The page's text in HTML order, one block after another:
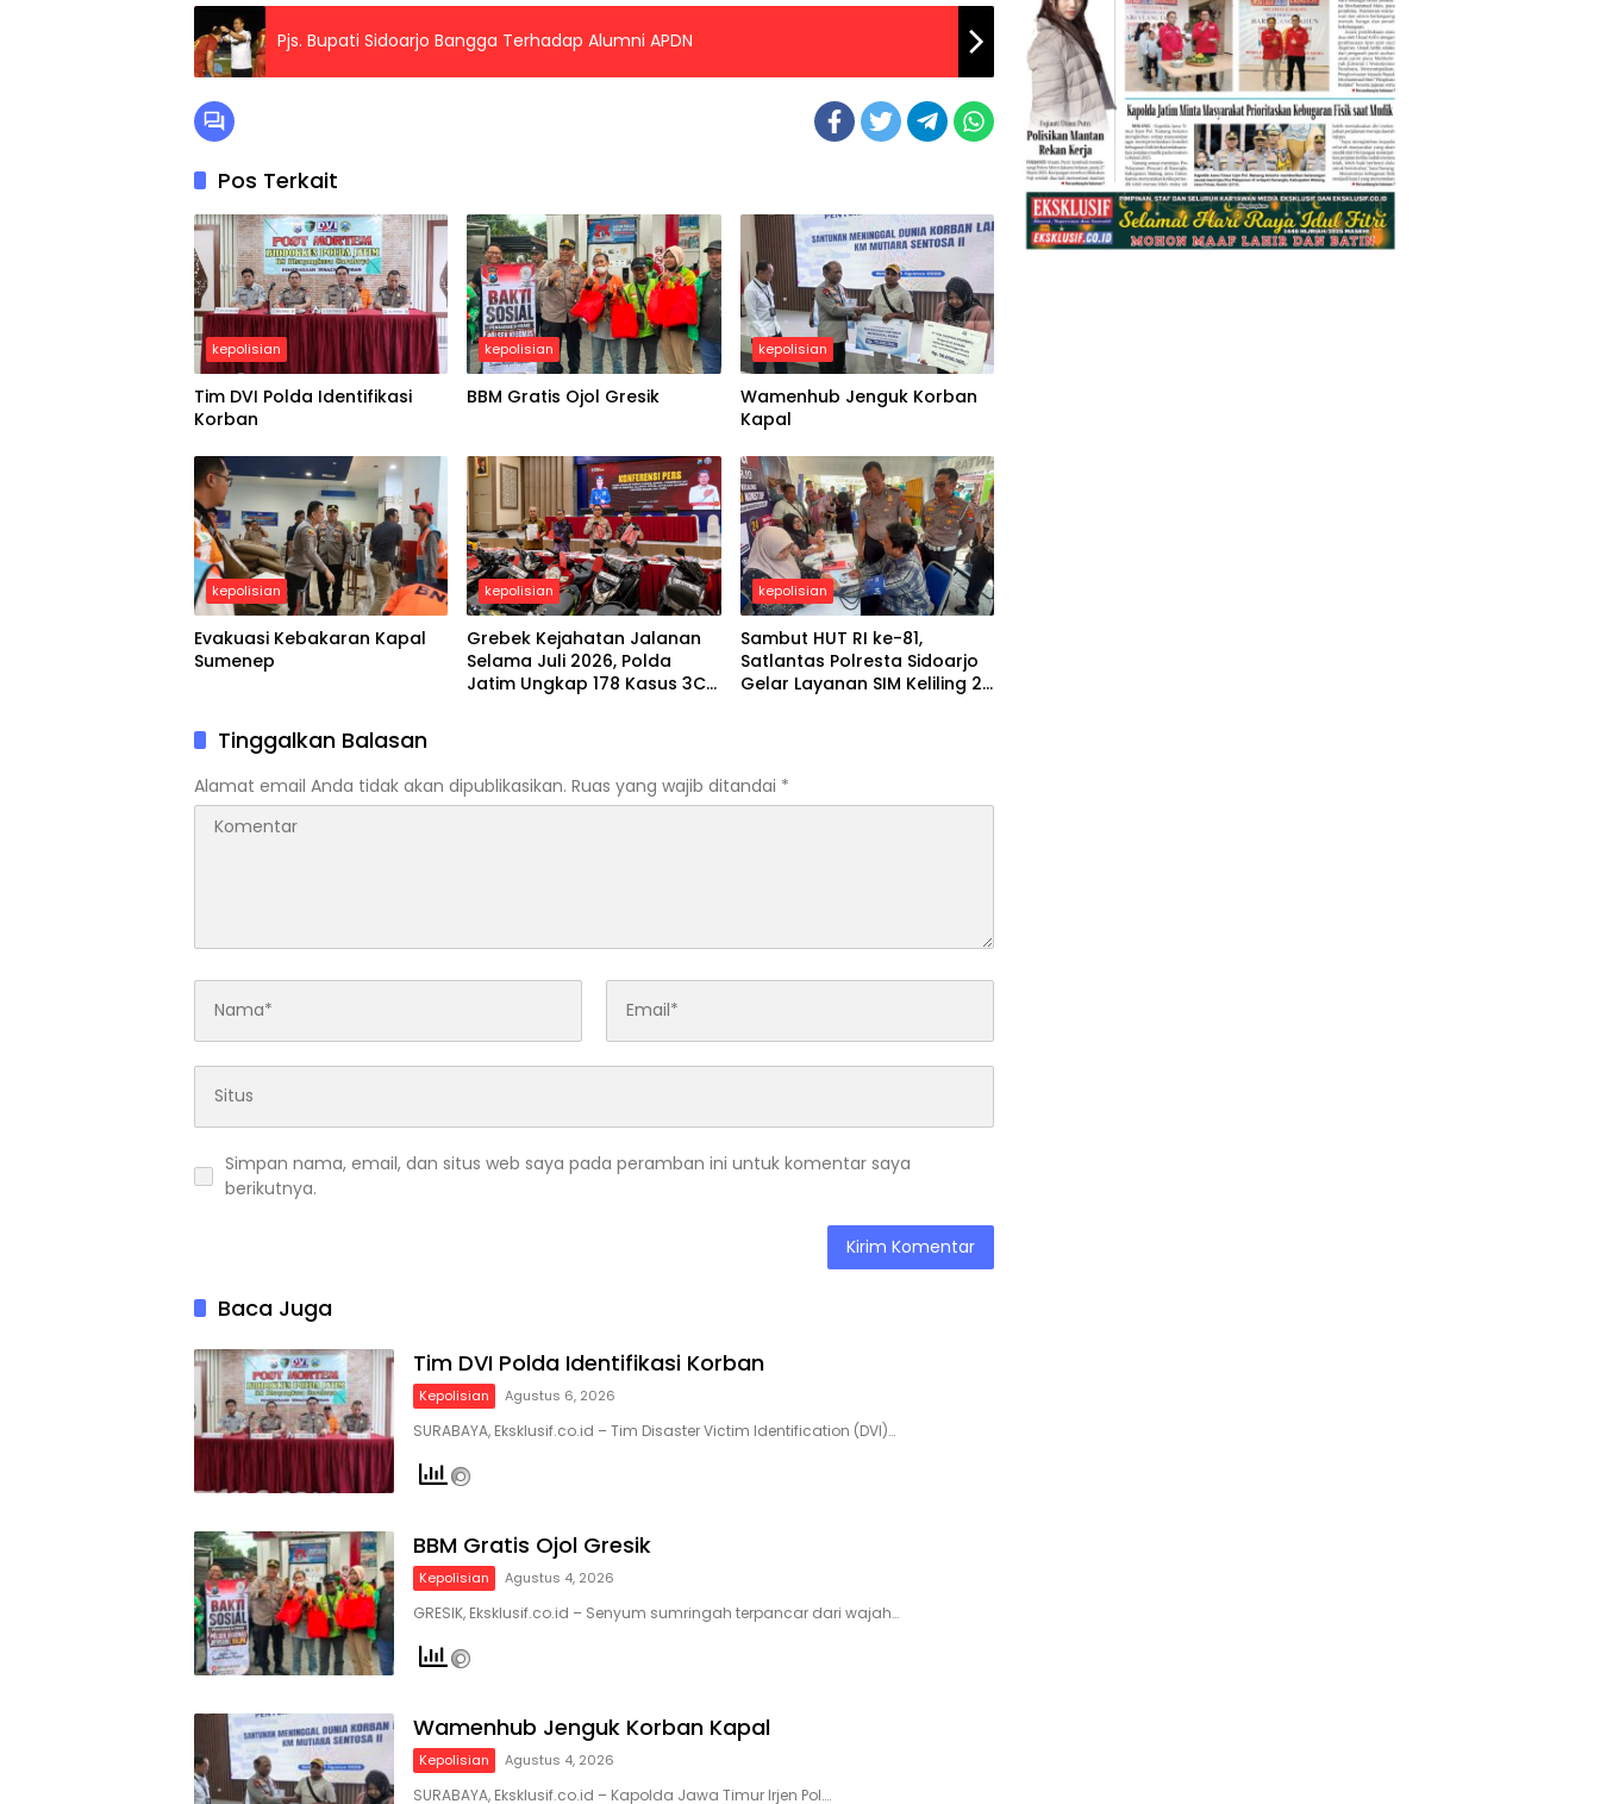
Pjs. Bupati Sidoarjo Bangga Terhadap Alumni APDN
Pos Terkait
kepolisian
Tim DVI Polda Identifikasi
Korban
kepolisian
BBM Gratis Ojol Gresik
kepolisian
Wamenhub Jenguk Korban
Kapal
kepolisian
Evakuasi Kebakaran Kapal
Sumenep
kepolisian
Grebek Kejahatan Jalanan
Selama Juli 2026, Polda
Jatim Ungkap 178 Kasus 3C
kepolisian
Sambut HUT RI ke-81,
Satlantas Polresta Sidoarjo
Gelar Layanan SIM Keliling 24
Tinggalkan Balasan
Alamat email Anda tidak akan dipublikasikan. Ruas yang wajib ditandai *
Simpan nama, email, dan situs web saya pada peramban ini untuk komentar saya
berikutnya.
Baca Juga
Tim DVI Polda Identifikasi Korban
Kepolisian Agustus 6, 2026
SURABAYA, Eksklusif.co.id – Tim Disaster Victim Identification (DVI)…
BBM Gratis Ojol Gresik
Kepolisian Agustus 4, 2026
GRESIK, Eksklusif.co.id – Senyum sumringah terpancar dari wajah…
Wamenhub Jenguk Korban Kapal
Kepolisian Agustus 4, 2026
SURABAYA, Eksklusif.co.id – Kapolda Jawa Timur Irjen Pol….